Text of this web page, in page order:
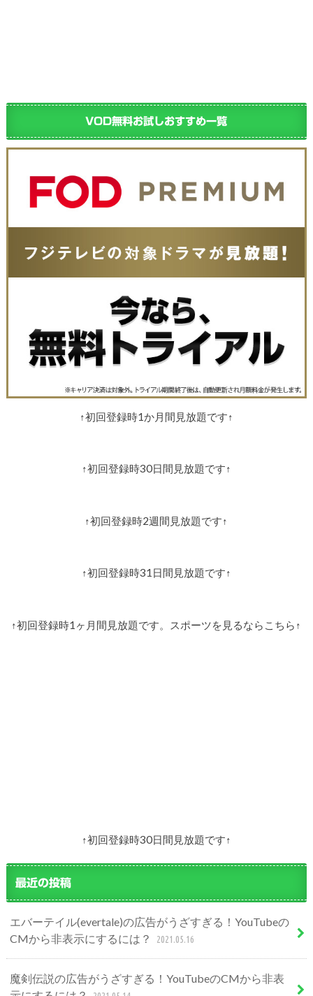
VOD無料お試しおすすめ一覧
↑初回登録時1か月間見放題です↑
↑初回登録時30日間見放題です↑
↑初回登録時2週間見放題です↑
↑初回登録時31日間見放題です↑
↑初回登録時1ヶ月間見放題です。スポーツを見るならこちら↑
↑初回登録時30日間見放題です↑
最近の投稿
エバーテイル(evertale)の広告がうざすぎる！YouTubeの
CMから非表示にするには？
2021.05.16
魔剣伝説の広告がうざすぎる！YouTubeのCMから非表